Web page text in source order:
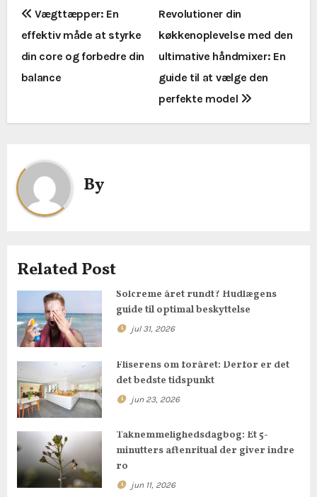
I
n
d
æ
g
s
n
v
i
g
a
t
i
o
n
Vægttæpper: En
effektiv måde at styrke
din core og forbedre din
balance
Revolutioner din
køkkenoplevelse med den
ultimative håndmixer: En
guide til at vælge den
perfekte model
By
Related Post
Solcreme året rundt? Hudlægens
guide til optimal beskyttelse
jul 31, 2026
Fliserens om foråret: Derfor er det
det bedste tidspunkt
jun 23, 2026
Taknemmelighedsdagbog: Et 5-
minutters aftenritual der giver indre
ro
jun 11, 2026